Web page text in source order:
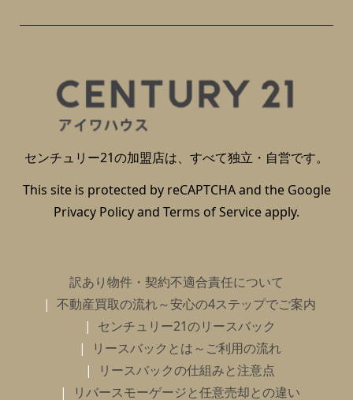
センチュリー21の加盟店は、すべて独立・自営です。
This site is protected by reCAPTCHA and the Google
Privacy Policyand Terms of Serviceapply.
訳あり物件・契約不適合責任について
不動産買取の流れ～安心の4ステップでご案内
センチュリー21のリースバック
リースバックとは～ご利用の流れ
リースバックの仕組みと注意点
リバースモーゲージと任意売却との違い